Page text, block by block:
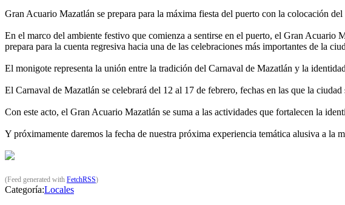
Gran Acuario Mazatlán se prepara para la máxima fiesta del puerto con la colocación
En el marco del ambiente festivo que comienza a sentirse en el puerto, el Gran
prepara para la cuenta regresiva hacia una de las celebraciones más importantes de la
El monigote representa la unión entre la tradición del Carnaval de Mazatlán y la
El Carnaval de Mazatlán se celebrará del 12 al 17 de febrero, fechas en las que la
Con este acto, el Gran Acuario Mazatlán se suma a las actividades que fortalecen la
Y próximamente daremos la fecha de nuestra próxima experiencia temática alusiva a la
(Feed generated with FetchRSS)
Categoría:Locales